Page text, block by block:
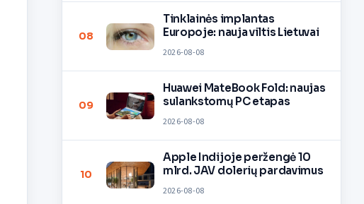
08
Tinklainės implantas
Europoje: nauja viltis Lietuvai
2026-08-08
09
Huawei MateBook Fold: naujas
sulankstomų PC etapas
2026-08-08
10
Apple Indijoje peržengė 10
mlrd. JAV dolerių pardavimus
2026-08-08